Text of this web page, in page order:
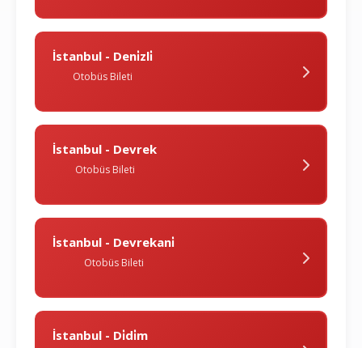
İstanbul - Deni̇zli̇
Otobüs Bileti
İstanbul - Devrek
Otobüs Bileti
İstanbul - Devrekani̇
Otobüs Bileti
İstanbul - Di̇di̇m